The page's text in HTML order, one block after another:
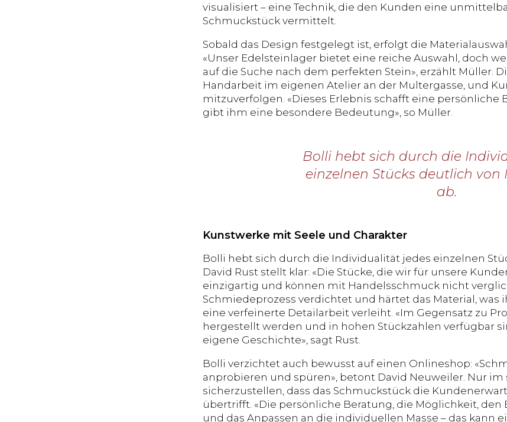
visualisiert – eine Technik, die den Kunden eine
Schmuckstück vermittelt.
Sobald das Design festgelegt ist, erfolgt die
«Unser Edelsteinlager bietet eine reiche Auswahl, doch
auf die Suche nach dem perfekten Stein», erzählt Müller.
Handarbeit im eigenen Atelier an der Multergasse, und
mitzuverfolgen. «Dieses Erlebnis schafft eine
gibt ihm eine besondere Bedeutung», so Müller.
Bolli hebt sich durch die
einzelnen Stücks deutlich von
ab.
Kunstwerke mit Seele und Charakter
Bolli hebt sich durch die Individualität jedes einzelnen
David Rust stellt klar: «Die Stücke, die wir für unsere
einzigartig und können mit Handelsschmuck nicht
Schmiedeprozess verdichtet und härtet das Material,
eine verfeinerte Detailarbeit verleiht. «Im Gegensatz zu
hergestellt werden und in hohen Stückzahlen verfügbar
eigene Geschichte», sagt Rust.
Bolli verzichtet auch bewusst auf einen Onlineshop:
anprobieren und spüren», betont David Neuweiler. Nur
sicherzustellen, dass das Schmuckstück die
übertrifft. «Die persönliche Beratung, die Möglichkeit,
und das Anpassen an die individuellen Masse – das kann